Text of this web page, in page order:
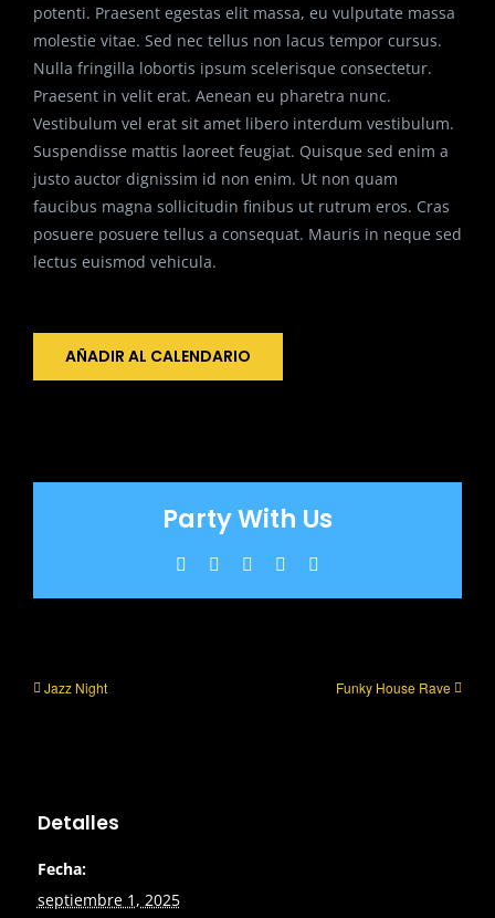
potenti. Praesent egestas elit massa, eu vulputate massa
molestie vitae. Sed nec tellus non lacus tempor cursus.
Nulla fringilla lobortis ipsum scelerisque consectetur.
Praesent in velit erat. Aenean eu pharetra nunc.
Vestibulum vel erat sit amet libero interdum vestibulum.
Suspendisse mattis laoreet feugiat. Quisque sed enim a
justo auctor dignissim id non enim. Ut non quam
faucibus magna sollicitudin finibus ut rutrum eros. Cras
posuere posuere tellus a consequat. Mauris in neque sed
lectus euismod vehicula.
AÑADIR AL CALENDARIO
Party With Us
Facebook WhatsApp
Pinterest
Jazz Night Funky House Rave
Detalles
Fecha:
septiembre 1, 2025